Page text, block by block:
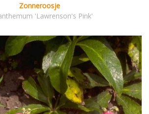
Zonneroosje
'Lawrenson's Pink'